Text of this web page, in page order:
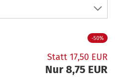
-50%
Statt 17,50 EUR
Nur 8,75 EUR